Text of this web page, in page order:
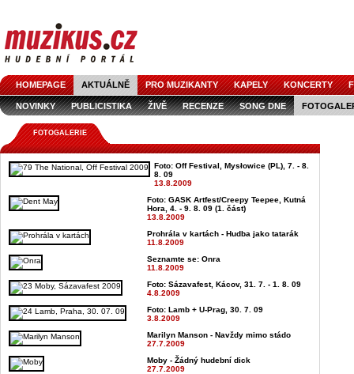
HOMEPAGE AKTUÁLNĚ PRO MUZIKANTY KAPELY KONCERTY
NOVINKY PUBLICISTIKA ŽIVĚ RECENZE SONG DNE
FOTOGALERIE
Foto: Off Festival, Mysłowice (PL), 7. - 8.
8. 09
13.8.2009
Foto: GASK Artfest/Creepy Teepee, Kutná
Hora, 4. - 9. 8. 09 (1. část)
13.8.2009
Prohrála v kartách - Hudba jako tatarák
11.8.2009
Seznamte se: Onra
11.8.2009
Foto: Sázavafest, Kácov, 31. 7. - 1. 8. 09
4.8.2009
Foto: Lamb + U-Prag, 30. 7. 09
3.8.2009
Marilyn Manson - Navždy mimo stádo
27.7.2009
Moby - Žádný hudební dick
27.7.2009